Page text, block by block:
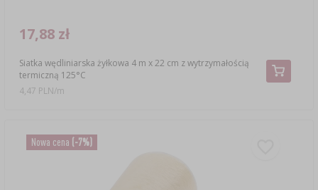
Siatka wędliniarska żyłkowa 4 m x 22 cm z wytrzymałością
termiczną 125°C
17,88 zł
4,47 PLN/m
Nowa cena (-7%)